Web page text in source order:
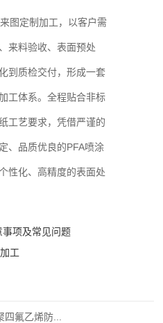
图定制加工，以客户需
来料验收、表面预处
到质检交付，形成一套
工体系。全程贴合非标
工艺要求，凭借严谨的
、品质优良的PFA喷涂
性化、高精度的表面处
项及常见问题
工
四氟乙烯防...